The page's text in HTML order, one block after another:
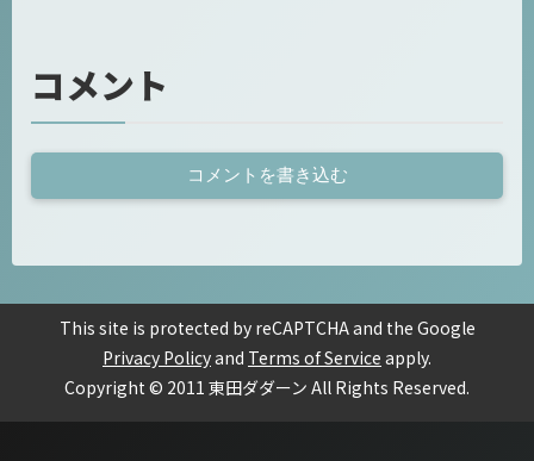
コメント
コメントを書き込む
This site is protected by reCAPTCHA and the Google
Privacy Policyand Terms of Service apply.
Copyright © 2011 東田ダダーン All Rights Reserved.